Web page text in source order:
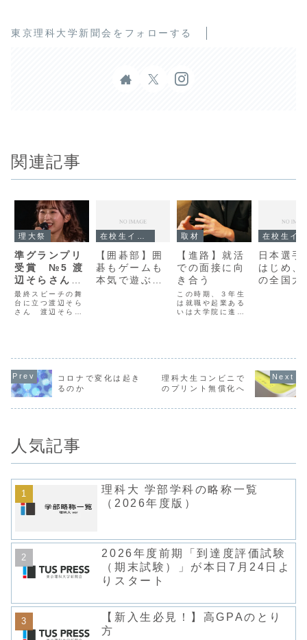
東京理科大学新聞会をフォローする
関連記事
理大祭
準グランプリ
受賞 №5 渡
辺そらさんへ
のインタビュ
ー
最終スピーチの舞
台に立つ渡辺そら
さん 渡辺そらさ
テスト）において
賞した。コンテス
ト直後の渡辺そら
さんにインタビュ
準グランプリを受
【囲碁部】囲
碁もゲームも
本気で遊ぶ、
取材
【進路】就活
での面接に向
き合う
この時期、３年生
は就職や起業ある
いは大学院に進学
ではないだろう
度、住宅金融支援
機構に内定した進
藤剛志さん（Ａ科
活についてインタ
日本選手
はじめ、
の全国大
コロナで変化は起き
るのか
理科大生コンビニで
のプリント無償化へ
人気記事
理科大 学部学科の略称一覧
（2026年度版）
2026年度前期「到達度評価試験
（期末試験）」が本日7月24日よ
りスタート
【新入生必見！】高GPAのとり
方